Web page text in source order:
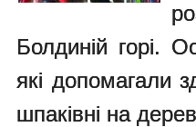
Болдиній горі.
які допомагали
шпаківні на